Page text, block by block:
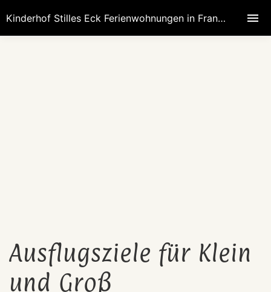
Ausflugsziele für Klein
und Groß
Kinderhof Stilles Eck Ferienwohnungen in Franken speziell für Familien mit kleinen Kindern Kinderbauernhof mit Tiererlebnissen